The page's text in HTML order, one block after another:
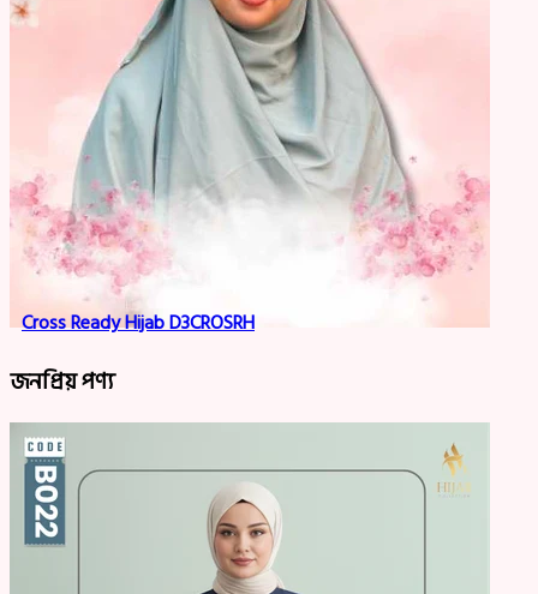
Cross Ready Hijab D3CROSRH
জনপ্রিয় পণ্য